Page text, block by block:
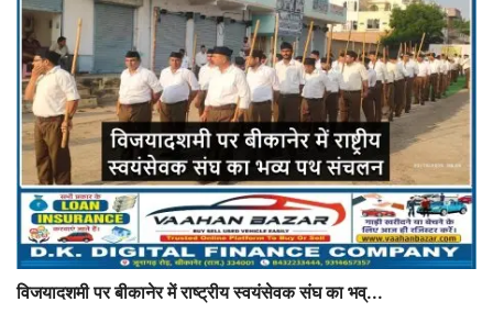
विजयादशमी पर बीकानेर में राष्ट्रीय स्वयंसेवक संघ का भव्...